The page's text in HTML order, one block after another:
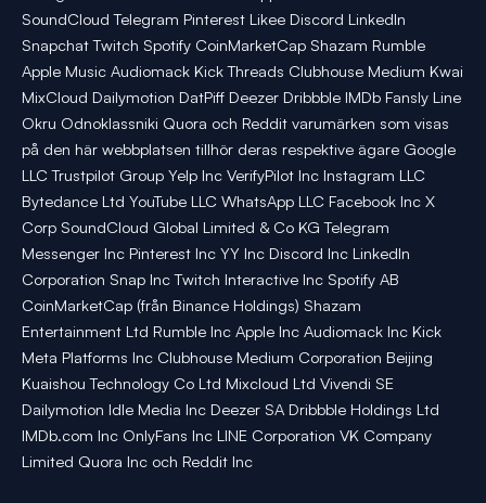
SoundCloud Telegram Pinterest Likee Discord LinkedIn
Snapchat Twitch Spotify CoinMarketCap Shazam Rumble
Apple Music Audiomack Kick Threads Clubhouse Medium Kwai
MixCloud Dailymotion DatPiff Deezer Dribbble IMDb Fansly Line
Okru Odnoklassniki Quora och Reddit varumärken som visas
på den här webbplatsen tillhör deras respektive ägare Google
LLC Trustpilot Group Yelp Inc VerifyPilot Inc Instagram LLC
Bytedance Ltd YouTube LLC WhatsApp LLC Facebook Inc X
Corp SoundCloud Global Limited & Co KG Telegram
Messenger Inc Pinterest Inc YY Inc Discord Inc LinkedIn
Corporation Snap Inc Twitch Interactive Inc Spotify AB
CoinMarketCap (från Binance Holdings) Shazam
Entertainment Ltd Rumble Inc Apple Inc Audiomack Inc Kick
Meta Platforms Inc Clubhouse Medium Corporation Beijing
Kuaishou Technology Co Ltd Mixcloud Ltd Vivendi SE
Dailymotion Idle Media Inc Deezer SA Dribbble Holdings Ltd
IMDb.com Inc OnlyFans Inc LINE Corporation VK Company
Limited Quora Inc och Reddit Inc